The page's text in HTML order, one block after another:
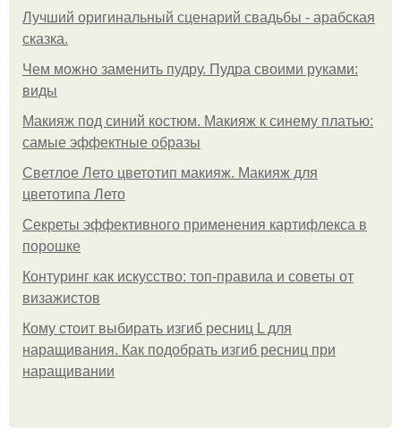
Лучший оригинальный сценарий свадьбы - арабская
сказка.
Чем можно заменить пудру. Пудра своими руками:
виды
Макияж под синий костюм. Макияж к синему платью:
самые эффектные образы
Светлое Лето цветотип макияж. Макияж для
цветотипа Лето
Секреты эффективного применения картифлекса в
порошке
Контуринг как искусство: топ-правила и советы от
визажистов
Кому стоит выбирать изгиб ресниц L для
наращивания. Как подобрать изгиб ресниц при
наращивании